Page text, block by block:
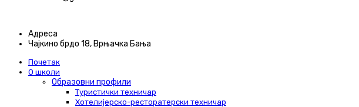
Адреса
Чајкино брдо 18, Врњачка Бања
Почетак
О школи
Образовни профили
Туристички техничар
Хотелијерско-ресторатерски техничар